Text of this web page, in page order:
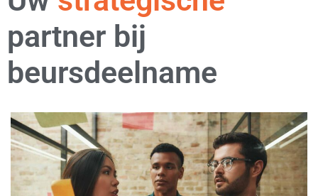
partner bij
beursdeelname